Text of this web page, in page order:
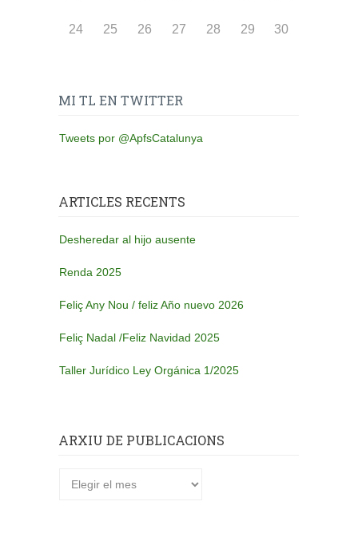
24 25 26 27 28 29 30
MI TL EN TWITTER
Tweets por @ApfsCatalunya
ARTICLES RECENTS
Desheredar al hijo ausente
Renda 2025
Feliç Any Nou / feliz Año nuevo 2026
Feliç Nadal /Feliz Navidad 2025
Taller Jurídico Ley Orgánica 1/2025
ARXIU DE PUBLICACIONS